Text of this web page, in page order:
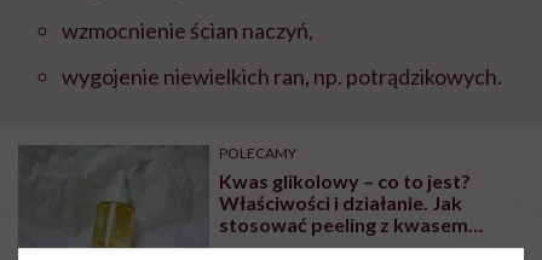
wzmocnienie ścian naczyń,
wygojenie niewielkich ran, np. potrądzikowych.
POLECAMY
Kwas glikolowy – co to jest?
Właściwości i działanie. Jak
stosować peeling z kwasem
glikolowym?